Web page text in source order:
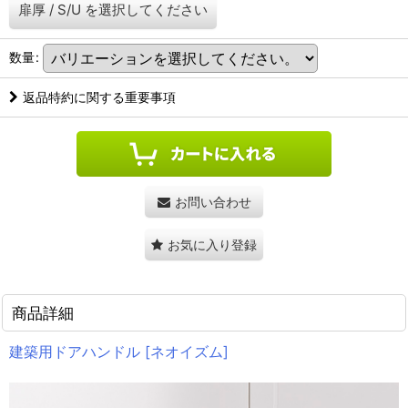
扉厚 / S/U を選択してください
数量:
返品特約に関する重要事項
お問い合わせ
お気に入り登録
商品詳細
建築用ドアハンドル [ネオイズム]